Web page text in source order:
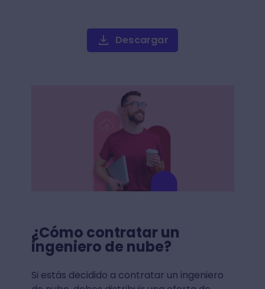
Descargar
¿Cómo contratar un
ingeniero de nube?
Si estás decidido a contratar un ingeniero